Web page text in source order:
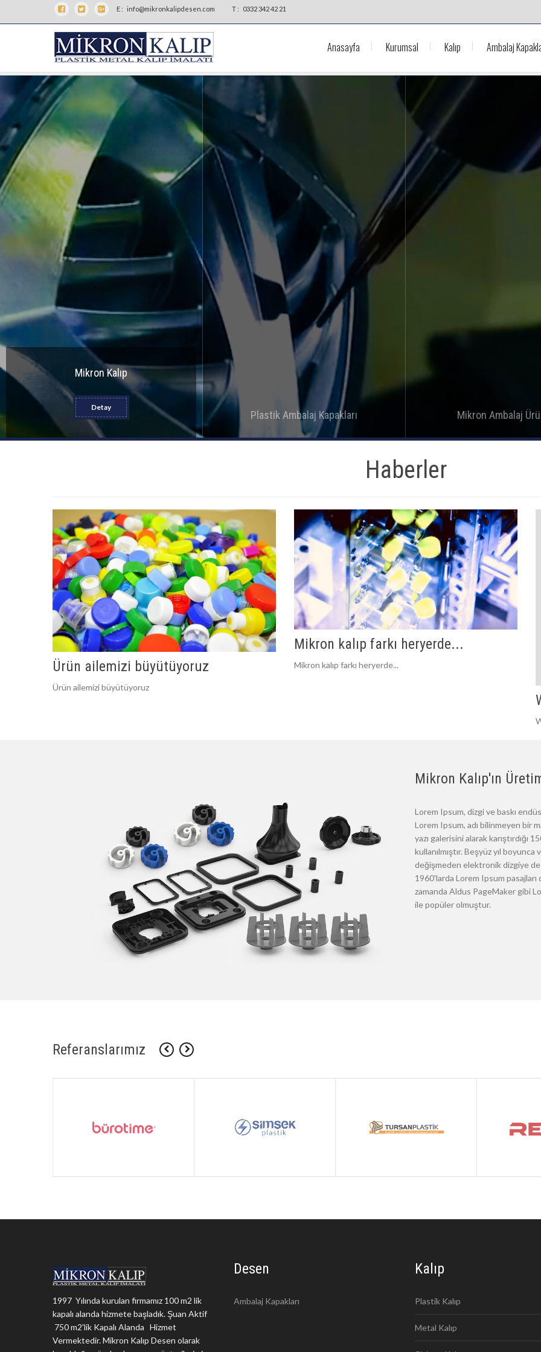
E : info@mikronkalipdesen.com T : 0332 342 42 21
Anasayfa Kurumsal Kalıp Ambalaj
Mikron Kalıp
Detay
Plastik Ambalaj Kapakları Mikron Ambalaj
Haberler
Ürün ailemizi büyütüyoruz
Ürün ailemizi büyütüyoruz
Mikron kalıp farkı heryerde...
Mikron kalıp farkı heryerde...
Mikron Kalıp'ın
Lorem Ipsum, dizgi ve baskı
Lorem Ipsum, adı bilinmeyen bir
yazı galerisini alarak
kullanılmıştır. Beşyüz yıl boyunca
değişmeden elektronik dizgiye de
1960'larda Lorem Ipsum pasajları
zamanda Aldus PageMaker gibi
ile popüler olmuştur.
Referanslarımız
1997 Yılında kurulan firmamız 100 m2 lik
kapalı alanda hizmete başladık. Şuan Aktif
750 m2'lik Kapalı Alanda Hizmet
Vermektedir. Mikron Kalıp Desen olarak
Desen
Ambalaj Kapakları
Kalıp
Plastik Kalıp
Metal Kalıp